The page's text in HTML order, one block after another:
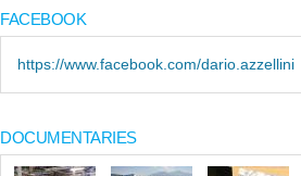
FACEBOOK
https://www.facebook.com/dario.azzellini
DOCUMENTARIES